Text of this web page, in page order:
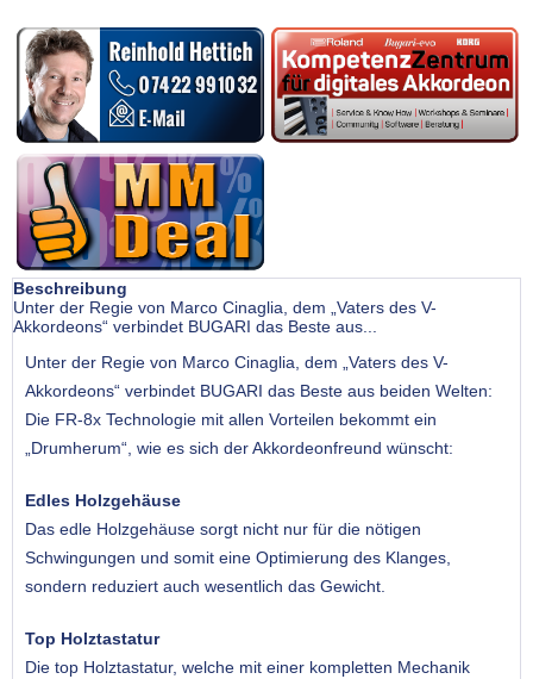
Beschreibung
Unter der Regie von Marco Cinaglia, dem „Vaters des V-
Akkordeons“ verbindet BUGARI das Beste aus...
Unter der Regie von Marco Cinaglia, dem „Vaters des V-
Akkordeons“ verbindet BUGARI das Beste aus beiden Welten:
Die FR-8x Technologie mit allen Vorteilen bekommt ein
„Drumherum“, wie es sich der Akkordeonfreund wünscht:
Edles Holzgehäuse
Das edle Holzgehäuse sorgt nicht nur für die nötigen
Schwingungen und somit eine Optimierung des Klanges,
sondern reduziert auch wesentlich das Gewicht.
Top Holztastatur
Die top Holztastatur, welche mit einer kompletten Mechanik